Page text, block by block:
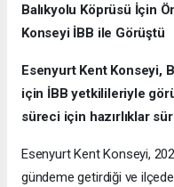
Balıkyolu Köprüsü İçin
Konseyi İBB ile Görüştü
Esenyurt Kent Konseyi,
için İBB yetkilileriyle
süreci için hazırlıklar
Esenyurt Kent Konseyi,
gündeme getirdiği ve